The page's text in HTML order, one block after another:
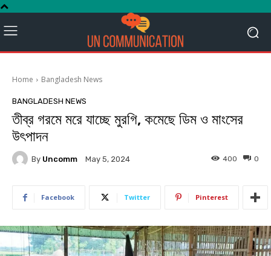
Home Bangladesh News
BANGLADESH NEWS
তীব্র গরমে মরে যাচ্ছে মুরগি, কমেছে ডিম ও মাংসের
উৎপাদন
By Uncomm May 5, 2024 0
400
Facebook Twitter Pinterest